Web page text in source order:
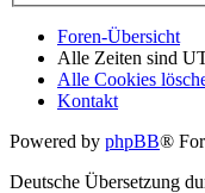
Foren-Übersicht
Alle Zeiten sind
Alle Cookies
Kontakt
Powered by phpBB®
Deutsche Übersetzung